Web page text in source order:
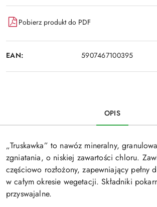
Pobierz produkt do PDF
EAN: 5907467100395
OPIS
„Truskawka” to nawóz mineralny,
zgniatania, o niskiej zawartości chloru.
częściowo rozłożony, zapewniający pełny
w całym okresie wegetacji. Składniki
przyswajalne.